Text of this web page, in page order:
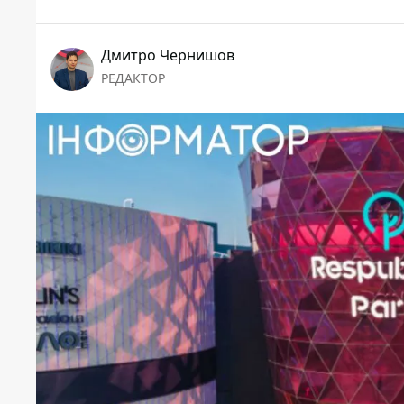
Дмитро Чернишов
РЕДАКТОР